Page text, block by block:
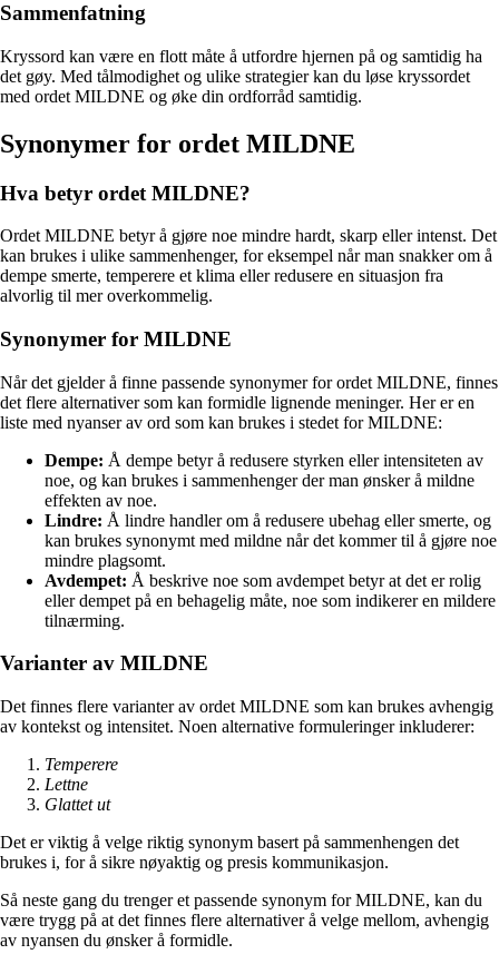
Sammenfatning
Kryssord kan være en flott måte å utfordre hjernen på og samtidig ha
det gøy. Med tålmodighet og ulike strategier kan du løse kryssordet
med ordet MILDNE og øke din ordforråd samtidig.
Synonymer for ordet MILDNE
Hva betyr ordet MILDNE?
Ordet MILDNE betyr å gjøre noe mindre hardt, skarp eller intenst. Det
kan brukes i ulike sammenhenger, for eksempel når man snakker om å
dempe smerte, temperere et klima eller redusere en situasjon fra
alvorlig til mer overkommelig.
Synonymer for MILDNE
Når det gjelder å finne passende synonymer for ordet MILDNE, finnes
det flere alternativer som kan formidle lignende meninger. Her er en
liste med nyanser av ord som kan brukes i stedet for MILDNE:
Dempe: Å dempe betyr å redusere styrken eller intensiteten av
noe, og kan brukes i sammenhenger der man ønsker å mildne
effekten av noe.
Lindre: Å lindre handler om å redusere ubehag eller smerte, og
kan brukes synonymt med mildne når det kommer til å gjøre noe
mindre plagsomt.
Avdempet: Å beskrive noe som avdempet betyr at det er rolig
eller dempet på en behagelig måte, noe som indikerer en mildere
tilnærming.
Varianter av MILDNE
Det finnes flere varianter av ordet MILDNE som kan brukes avhengig
av kontekst og intensitet. Noen alternative formuleringer inkluderer:
Temperere
Lettne
Glattet ut
Det er viktig å velge riktig synonym basert på sammenhengen det
brukes i, for å sikre nøyaktig og presis kommunikasjon.
Så neste gang du trenger et passende synonym for MILDNE, kan du
være trygg på at det finnes flere alternativer å velge mellom, avhengig
av nyansen du ønsker å formidle.